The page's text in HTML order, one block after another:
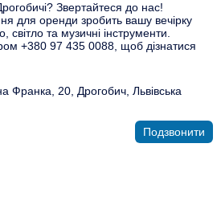
Звертайтеся до нас!
для оренди зробить вашу вечірку
світло та музичні інструменти.
+380 97 435 0088, щоб дізнатися
Франка, 20, Дрогобич, Львівська
Подзвонити